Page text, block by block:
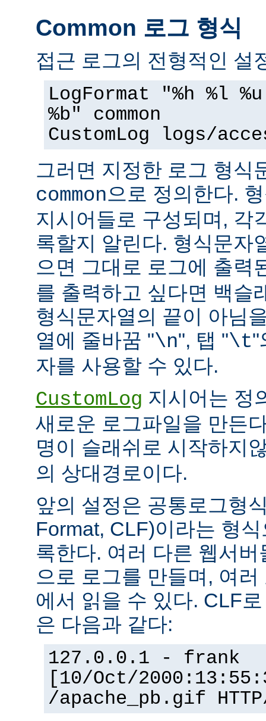
Common 로그 형식
접근 로그의 전형적인 설
LogFormat "%h %l
%b" common
CustomLog logs/
그러면 지정한 로그 형식
common으로 정의한다.
지시어들로 구성되며, 각
록할지 알린다. 형식문자
으면 그대로 로그에 출력
를 출력하고 싶다면 백슬
형식문자열의 끝이 아님
열에 줄바꿈 "\n", 탭 "\t"
자를 사용할 수 있다.
CustomLog 지시어는 정
새로운 로그파일을 만든
명이 슬래쉬로 시작하지
의 상대경로이다.
앞의 설정은 공통로그형
Format, CLF)이라는 형
록한다. 여러 다른 웹서
으로 로그를 만들며, 여
에서 읽을 수 있다. CLF
은 다음과 같다:
127.0.0.1 - frank
[10/Oct/
/apache_pb.gif